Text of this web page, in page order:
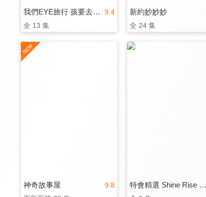
9.4
我們EYE旅行 孩要去哪裡
全 13 集
新約妙妙妙
全 24 集
9.8
神奇故事屋 特會精選 Shine Rise and GO